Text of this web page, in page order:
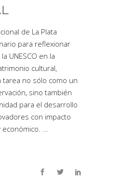
de La Plata
para reflexionar
UNESCO en la
cultural,
no sólo como un
sino también
para el desarrollo
con impacto
económico.